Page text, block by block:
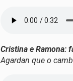
Cristina e Ramona:
Agardan que o